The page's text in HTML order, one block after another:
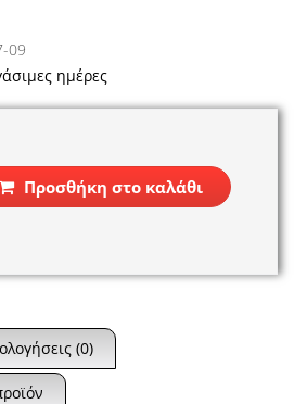
09
ημέρες
Προσθήκη στο καλάθι
(0)